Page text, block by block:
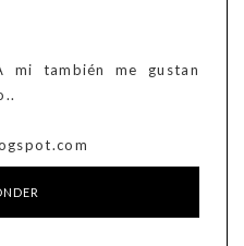
también me gustan